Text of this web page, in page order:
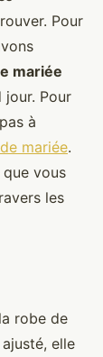
Pour
mariée
Pour
à
mariée.
vous
les
robe de
elle